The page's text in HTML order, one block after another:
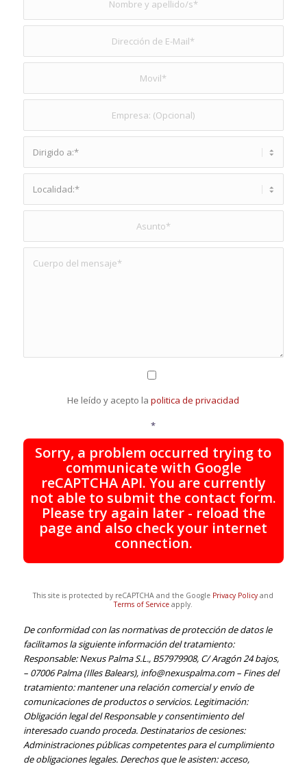
He leído y acepto lapolitica de privacidad
*
Sorry, a problem occurred trying to
communicate with Google
reCAPTCHA API. You are currently
not able to submit the contact form.
Please try again later - reload the
page and also check your internet
connection.
This site is protected by reCAPTCHA and the Google Privacy Policy and
Terms of Service apply.
De conformidad con las normativas de protección de datos le
facilitamos la siguiente información del tratamiento:
Responsable: Nexus Palma S.L., B57979908, C/ Aragón 24 bajos,
– 07006 Palma (Illes Balears), info@nexuspalma.com – Fines del
tratamiento: mantener una relación comercial y envío de
comunicaciones de productos o servicios. Legitimación:
Obligación legal del Responsable y consentimiento del
interesado cuando proceda. Destinatarios de cesiones:
Administraciones públicas competentes para el cumplimiento
de obligaciones legales. Derechos que le asisten: acceso,